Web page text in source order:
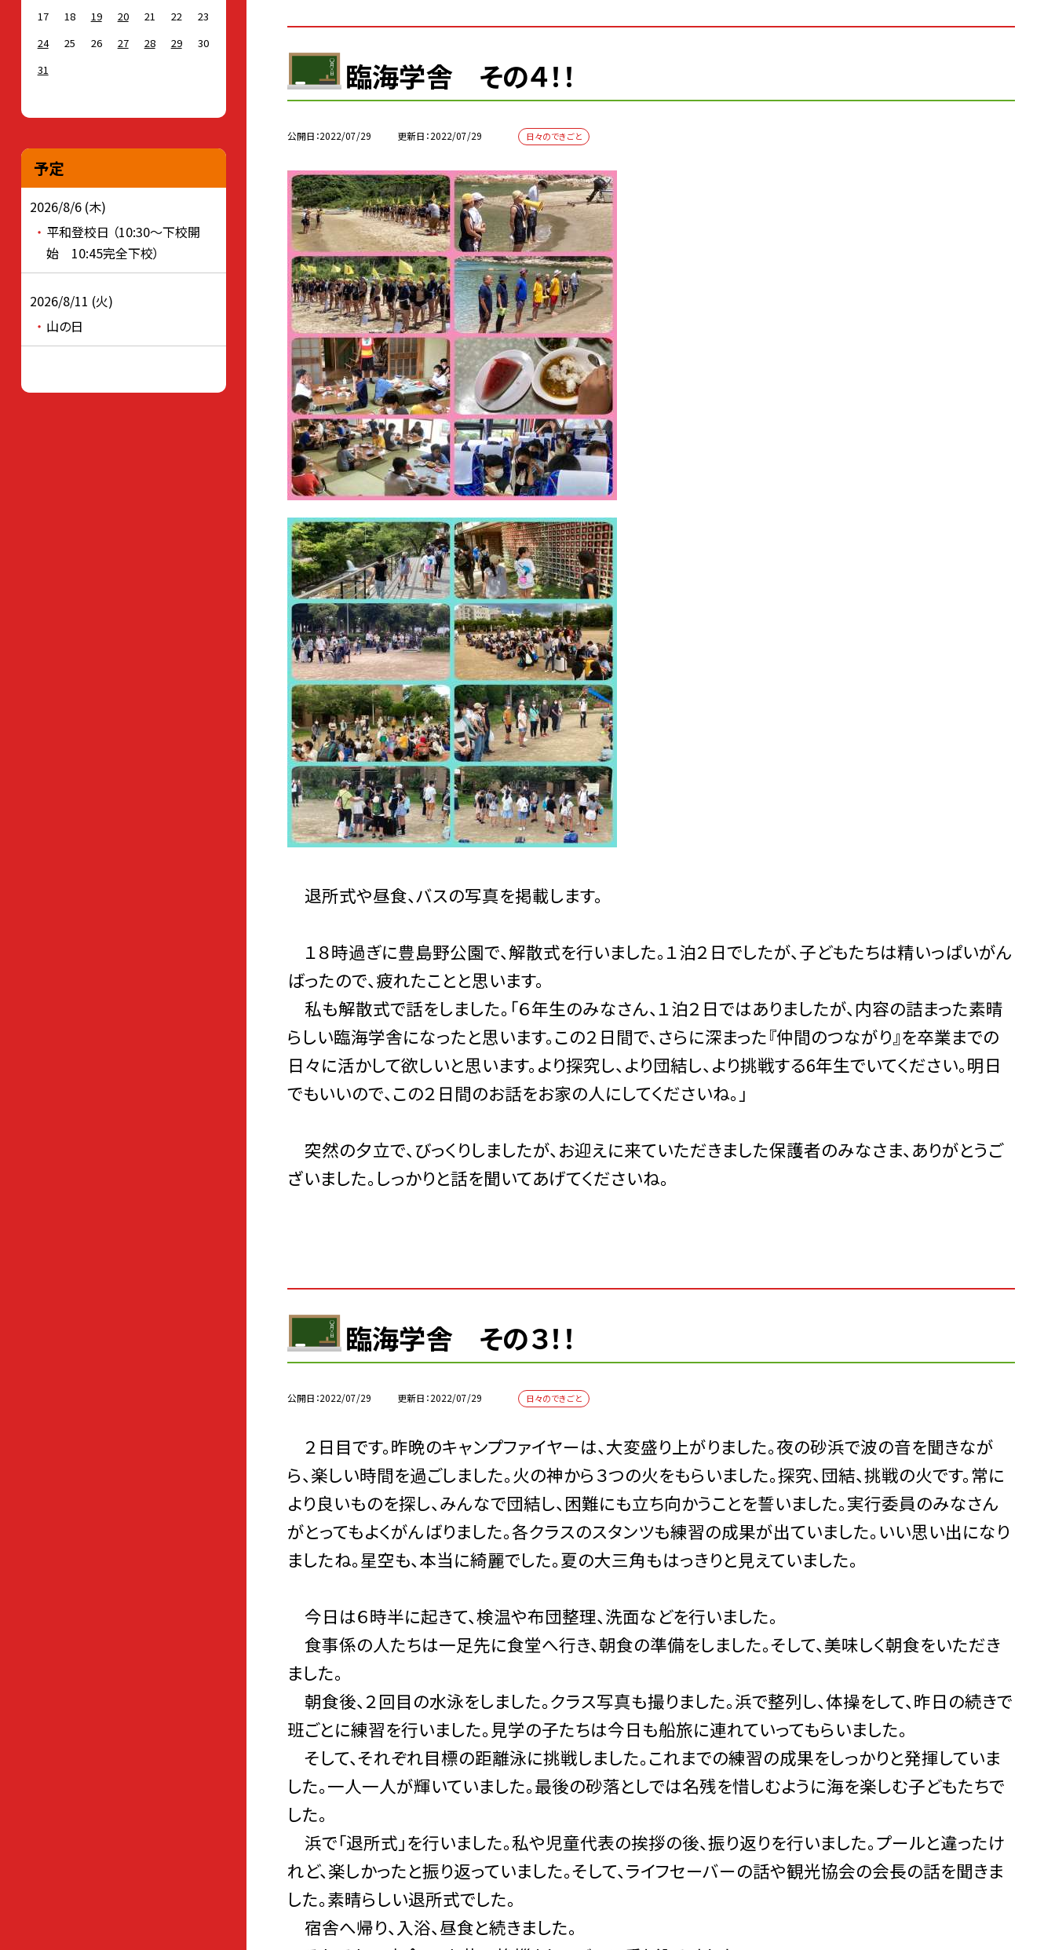
臨海学舎 その４！！
公開日 2022/07/29 更新日 2022/07/29 日々のできごと
退所式や昼食、バスの写真を掲載します。
１８時過ぎに豊島野公園で、解散式を行いました。１泊２日でしたが、子どもたちは精いっぱいがん
ばったので、疲れたことと思います。
私も解散式で話をしました。「６年生のみなさん、１泊２日ではありましたが、内容の詰まった素晴
らしい臨海学舎になったと思います。この２日間で、さらに深まった『仲間のつながり』を卒業までの
日々に活かして欲しいと思います。より探究し、より団結し、より挑戦する6年生でいてください。明日
でもいいので、この２日間のお話をお家の人にしてくださいね。」
突然の夕立で、びっくりしましたが、お迎えに来ていただきました保護者のみなさま、ありがとうご
ざいました。しっかりと話を聞いてあげてくださいね。
臨海学舎 その３！！
公開日 2022/07/29 更新日 2022/07/29 日々のできごと
２日目です。昨晩のキャンプファイヤーは、大変盛り上がりました。夜の砂浜で波の音を聞きなが
ら、楽しい時間を過ごしました。火の神から３つの火をもらいました。探究、団結、挑戦の火です。常に
より良いものを探し、みんなで団結し、困難にも立ち向かうことを誓いました。実行委員のみなさん
がとってもよくがんばりました。各クラスのスタンツも練習の成果が出ていました。いい思い出になり
ましたね。星空も、本当に綺麗でした。夏の大三角もはっきりと見えていました。
今日は６時半に起きて、検温や布団整理、洗面などを行いました。
食事係の人たちは一足先に食堂へ行き、朝食の準備をしました。そして、美味しく朝食をいただき
ました。
朝食後、２回目の水泳をしました。クラス写真も撮りました。浜で整列し、体操をして、昨日の続きで
班ごとに練習を行いました。見学の子たちは今日も船旅に連れていってもらいました。
そして、それぞれ目標の距離泳に挑戦しました。これまでの練習の成果をしっかりと発揮していま
した。一人一人が輝いていました。最後の砂落としでは名残を惜しむように海を楽しむ子どもたちで
した。
浜で「退所式」を行いました。私や児童代表の挨拶の後、振り返りを行いました。プールと違ったけ
れど、楽しかったと振り返っていました。そして、ライフセーバーの話や観光協会の会長の話を聞きま
した。素晴らしい退所式でした。
宿舎へ帰り、入浴、昼食と続きました。
17
18 19 20 21 22
23
24
25 26 27 28 29
30
31
予定
2026/8/6 (木)
平和登校日 （10:30～下校開
始 10:45完全下校）
2026/8/11 (火)
山の日